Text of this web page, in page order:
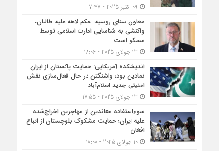
معاون سنای روسیه: حکم لاهه علیه طالبان،
واکنشی به شناسایی امارت اسلامی توسط
مسکو است
اندیشکده آمریکایی: حمایت پاکستان از ایران
نمادین بود؛ واشنگتن در حال فعال‌سازی نقش
امنیتی جدید اسلام‌آباد
سوءاستفاده معاندین از مهاجرین اخراج‌شده
علیه ایران؛ حمایت مشکوک بلوچستان از اتباع
افغان
10 جولای 2025 - 18:00